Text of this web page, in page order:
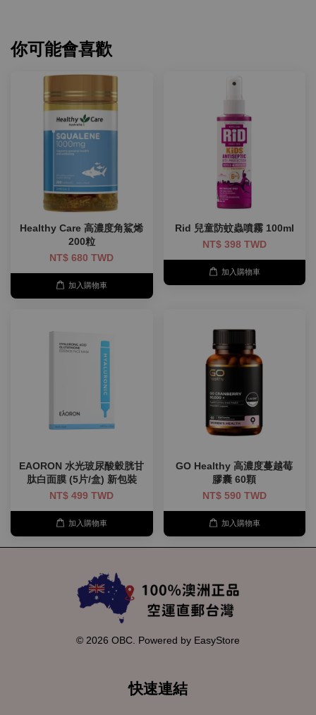
你可能會喜歡
Healthy Care 高濃度角鯊烯
200粒
NT$ 680 TWD
加入購物車
Rid 兒童防蚊蟲噴霧 100ml
NT$ 398 TWD
加入購物車
EAORON 水光玻尿酸穀胱甘
肽白面膜 (5片/盒) 新包裝
NT$ 499 TWD
加入購物車
GO Healthy 高濃度蔓越莓
膠囊 60顆
NT$ 590 TWD
加入購物車
© 2026 OBC. Powered by EasyStore
快速連結